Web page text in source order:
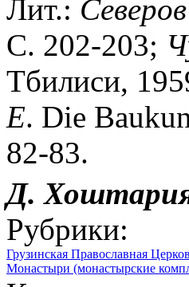
Лит.: Северов
С. 202-203;
Тбилиси,
E. Die
82-83.
Д.
Рубрики:
Грузинская Православная
Монастыри (монастырские